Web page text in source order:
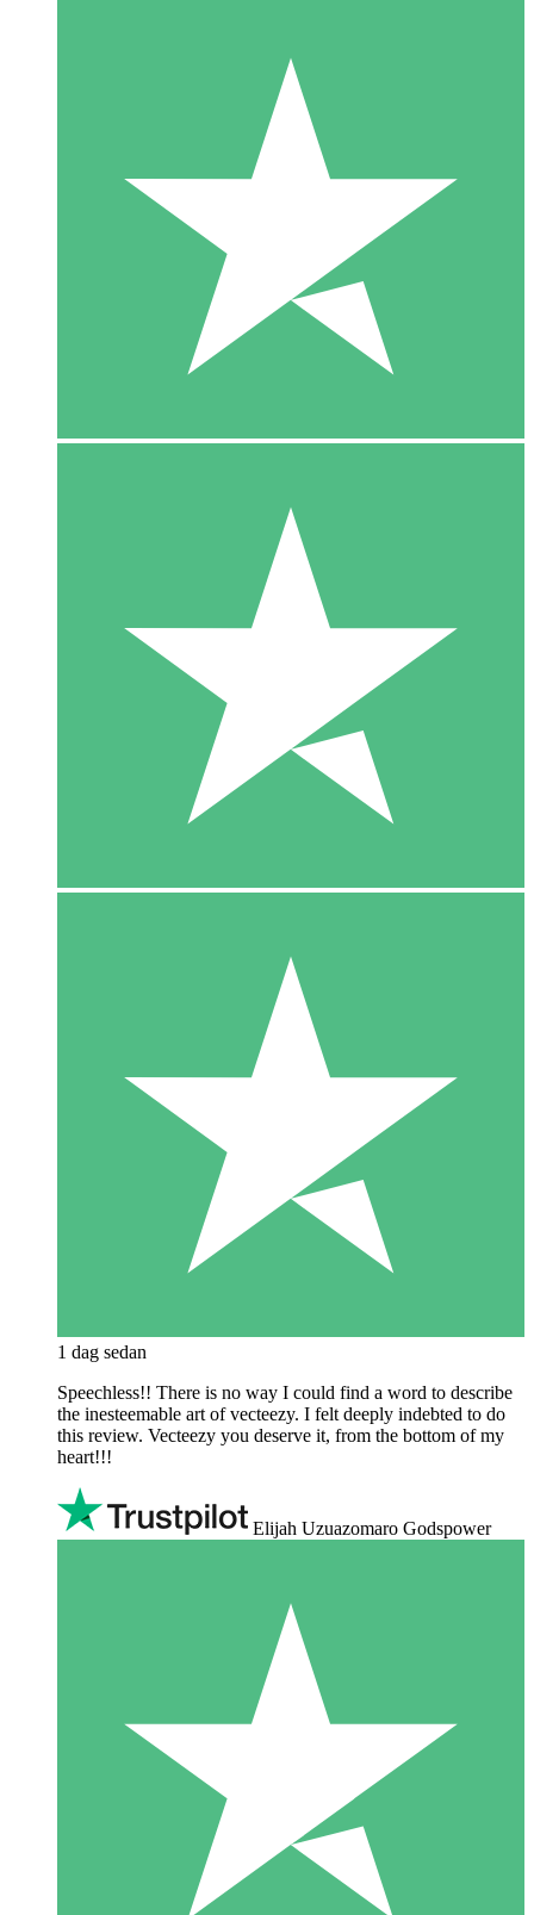
1 dag sedan
Speechless!! There is no way I could find a word to describe
the inesteemable art of vecteezy. I felt deeply indebted to do
this review. Vecteezy you deserve it, from the bottom of my
heart!!!
Elijah Uzuazomaro Godspower